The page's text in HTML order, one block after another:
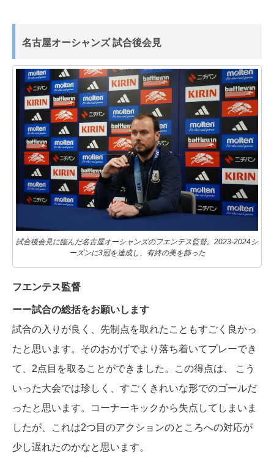
名古屋オーシャンズ 試合後会見
試合後会見に臨んだ名古屋オーシャンズのフエンテス監督。2023-2024シ
ーズンに3冠を達成し、有終の美を飾った
フエンテス監督
ーー試合の総括をお願いします
試合の入りが良く、先制点を取れたこともすごく良かっ
たと思います。そのおかげでより落ち着いてプレーでき
て、2点目を取ることができました。この得点は、 こう
いった大会では珍しく、すごくきれいな形でのゴールだ
ったと思います。コーナーキックから失点してしまいま
したが、これは2つ目のアクションのところへの対応が
少し遅れたのかなと思います。